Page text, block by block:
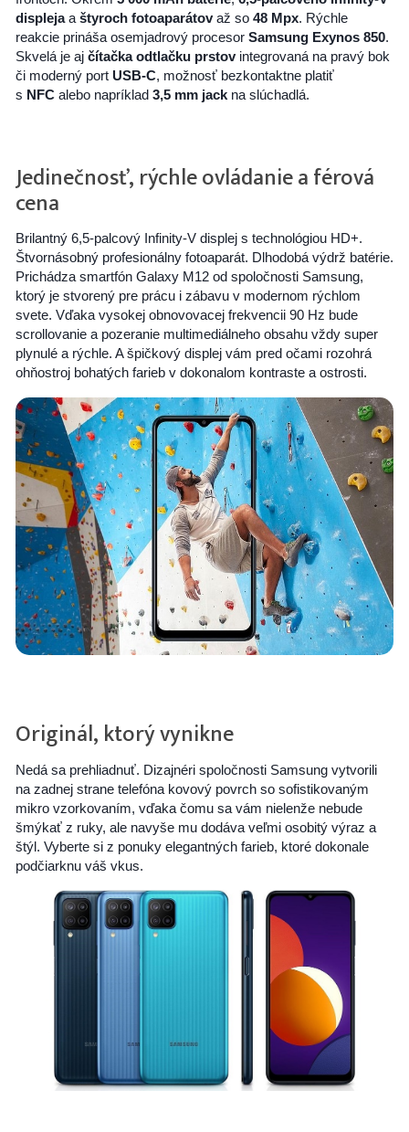
displejaa štyroch fotoaparátovaž so 48 Mpx. Rýchle
reakcie prináša osemjadrový procesor Samsung Exynos 850.
Skvelá je aj čítačka odtlačku prstovintegrovaná na pravý bok
či moderný port USB-C, možnosť bezkontaktne platiť
s NFCalebo napríklad 3,5 mm jackna slúchadlá.
Jedinečnosť, rýchle ovládanie a férová
cena
Brilantný 6,5-palcový Infinity-V displej s technológiou HD+.
Štvornásobný profesionálny fotoaparát. Dlhodobá výdrž batérie.
Prichádza smartfón Galaxy M12 od spoločnosti Samsung,
ktorý je stvorený pre prácu i zábavu v modernom rýchlom
svete. Vďaka vysokej obnovovacej frekvencii 90 Hz bude
scrollovanie a pozeranie multimediálneho obsahu vždy super
plynulé a rýchle. A špičkový displej vám pred očami rozohrá
ohňostroj bohatých farieb v dokonalom kontraste a ostrosti.
Originál, ktorý vynikne
Nedá sa prehliadnuť. Dizajnéri spoločnosti Samsung vytvorili
na zadnej strane telefóna kovový povrch so sofistikovaným
mikro vzorkovaním, vďaka čomu sa vám nielenže nebude
šmýkať z ruky, ale navyše mu dodáva veľmi osobitý výraz a
štýl. Vyberte si z ponuky elegantných farieb, ktoré dokonale
podčiarknu váš vkus.